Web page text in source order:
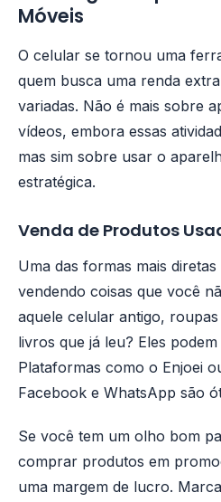
Móveis
O celular se tornou uma
quem busca uma renda
variadas. Não é mais sobre
vídeos, embora essas
mas sim sobre usar o
estratégica.
Venda de Produtos
Uma das formas mais
vendendo coisas que você
aquele celular antigo,
livros que já leu? Eles
Plataformas como o Enjoei
Facebook e WhatsApp são
Se você tem um olho bom
comprar produtos em
uma margem de lucro.